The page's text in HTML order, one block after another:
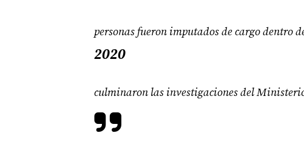
personas fueron imputados de cargo dentro
2020
culminaron las investigaciones del